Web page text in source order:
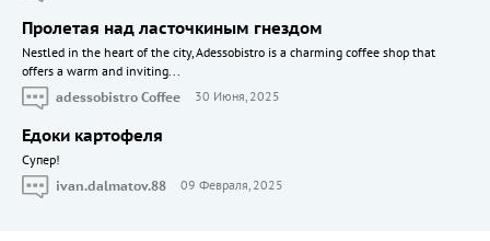
Пролетая над ласточкиным гнездом
Nestled in the heart of the city, Adessobistro is a charming coffee shop that
offers a warm and inviting...
adessobistro Coffee
30 Июня, 2025
Едоки картофеля
Cупер!
ivan.dalmatov.88
09 Февраля, 2025